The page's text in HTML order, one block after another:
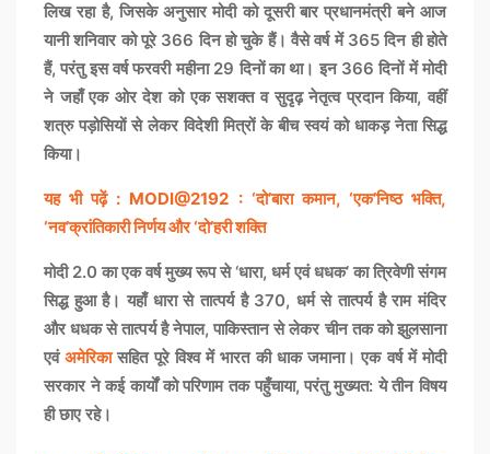
लिख रहा है, जिसके अनुसार मोदी को दूसरी बार प्रधानमंत्री बने आज
यानी शनिवार को पूरे 366 दिन हो चुके हैं। वैसे वर्ष में 365 दिन ही होते
हैं, परंतु इस वर्ष फरवरी महीना 29 दिनों का था। इन 366 दिनों में मोदी
ने जहाँ एक ओर देश को एक सशक्त व सुदृढ़ नेतृत्व प्रदान किया, वहीं
शत्रु पड़ोसियों से लेकर विदेशी मित्रों के बीच स्वयं को धाकड़ नेता सिद्ध
किया।
यह भी पढ़ें : MODI@2192 : ‘दो’बारा कमान, ‘एक’निष्ठ भक्ति,
‘नव’क्रांतिकारी निर्णय और ‘दो’हरी शक्ति
मोदी 2.0 का एक वर्ष मुख्य रूप से ‘धारा, धर्म एवं धधक’ का त्रिवेणी संगम
सिद्ध हुआ है। यहाँ धारा से तात्पर्य है 370, धर्म से तात्पर्य है राम मंदिर
और धधक से तात्पर्य है नेपाल, पाकिस्तान से लेकर चीन तक को झुलसाना
एवंअमेरिकासहित पूरे विश्व में भारत की धाक जमाना। एक वर्ष में मोदी
सरकार ने कई कार्यों को परिणाम तक पहुँचाया, परंतु मुख्यत: ये तीन विषय
ही छाए रहे।